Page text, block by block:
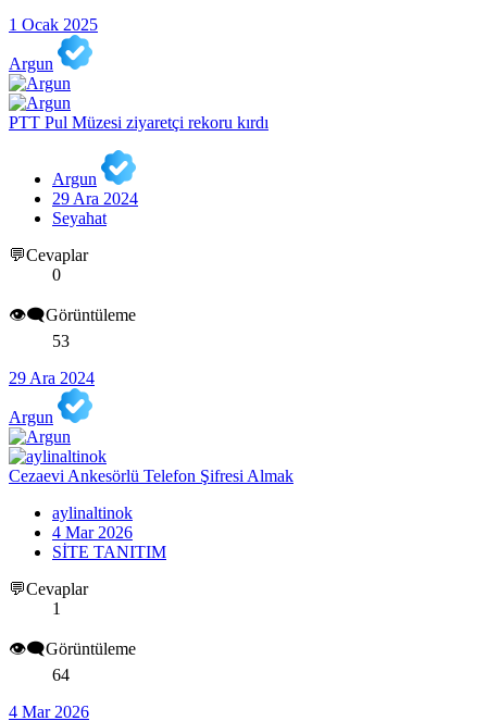
1 Ocak 2025
Argun
PTT Pul Müzesi ziyaretçi rekoru kırdı
Argun
29 Ara 2024
Seyahat
💬Cevaplar
0
👁️‍🗨️Görüntüleme
53
29 Ara 2024
Argun
Cezaevi Ankesörlü Telefon Şifresi Almak
aylinaltinok
4 Mar 2026
SİTE TANITIM
💬Cevaplar
1
👁️‍🗨️Görüntüleme
64
4 Mar 2026